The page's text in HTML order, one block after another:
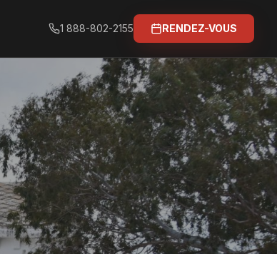
1 888-802-2155 RENDEZ-VOUS